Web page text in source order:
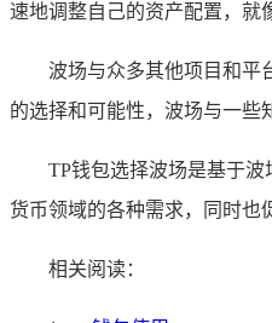
速地调整自己的资产配置，就
波场与众多其他项目和平
的选择和可能性，波场与一些
TP钱包选择波场是基于
货币领域的各种需求，同时也
相关阅读：